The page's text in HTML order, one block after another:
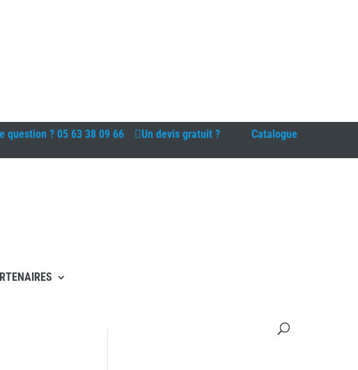
question ? 05 63 38 09 66 Un devis gratuit ? Catalogue